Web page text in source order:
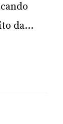
da...